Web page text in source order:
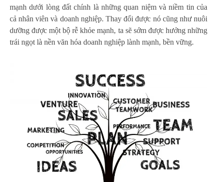
mạnh dưới lòng đất chính là những quan niệm và niềm tin của
cả nhân viên và doanh nghiệp. Thay đổi được nó cũng như nuôi
dưỡng được một bộ rễ khỏe mạnh, ta sẽ sớm được hưởng những
trái ngọt là nền văn hóa doanh nghiệp lành mạnh, bền vững.